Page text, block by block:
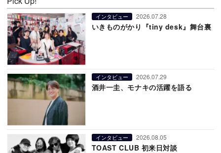
インタビュー 2026.07.28
いきものがかり『tiny desk』舞台裏
インタビュー 2026.07.29
酒井一圭、モナキの活躍を語る
インタビュー 2026.08.05
TOAST CLUB 初来日対談